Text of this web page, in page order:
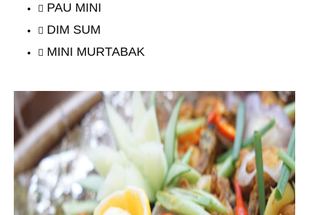
PAU MINI
DIM SUM
MINI MURTABAK